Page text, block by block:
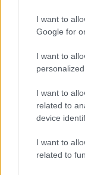
I want to
Google for
I want to
I want to
related to
device
I want to
related to
Ansia nei figli:
rassicuranti
EDUCAZIONE E